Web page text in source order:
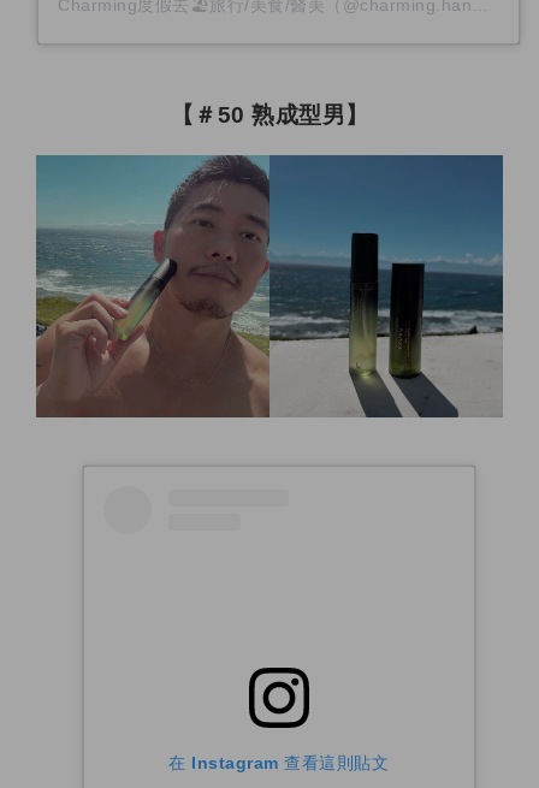
【＃50 熟成型男】
在 Instagram 查看這則貼文